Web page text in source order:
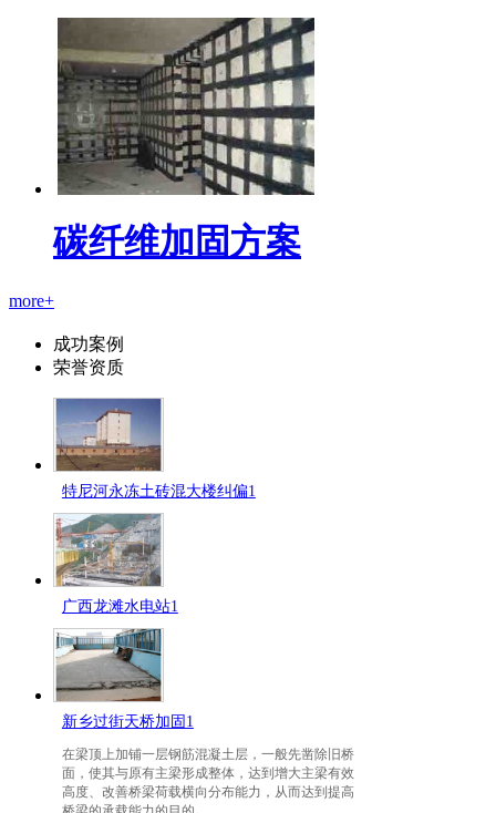
碳纤维加固方案
more+
成功案例
荣誉资质
特尼河永冻土砖混大楼纠偏1
广西龙滩水电站1
新乡过街天桥加固1
在梁顶上加铺一层钢筋混凝土层，一般先凿除旧桥
面，使其与原有主梁形成整体，达到增大主梁有效
高度、改善桥梁荷载横向分布能力，从而达到提高